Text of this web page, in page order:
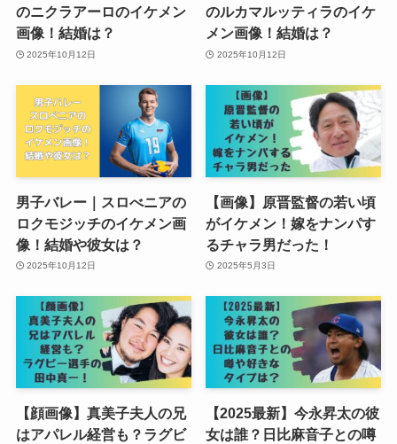
のニクラアーロのイケメン
画像！結婚は？
2025年10月12日
のルカマルッティラのイケ
メン画像！結婚は？
2025年10月12日
男子バレー｜スロべニアの
ロクモジッチのイケメン画
像！結婚や彼女は？
2025年10月12日
【画像】原晋監督の若い頃
がイケメン！嫁をナンパす
るチャラ男だった！
2025年5月3日
【顔画像】真美子夫人の兄
はアパレル経営も？ラグビ
【2025最新】今永昇太の彼
女は誰？日比麻音子との噂